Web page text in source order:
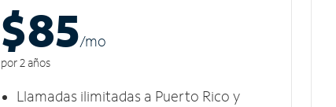
$85/mo
por 2 años
Llamadas ilimitadas a Puerto Rico y